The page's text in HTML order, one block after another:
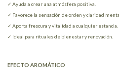
✓ Ayuda a crear una atmósfera positiva.
✓ Favorece la sensación de orden y claridad
✓ Aporta frescura y vitalidad a cualquier estancia.
✓ Ideal para rituales de bienestar y renovación.
EFECTO AROMÁTICO